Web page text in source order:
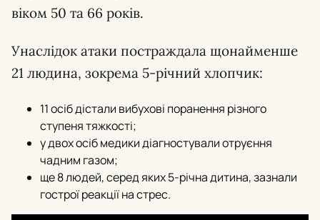
віком 50 та 66 років.
Унаслідок атаки постраждала щонайменше
21 людина, зокрема 5-річний хлопчик:
11 осіб дістали вибухові поранення різного
ступеня тяжкості;
у двох осіб медики діагностували отруєння
чадним газом;
ще 8 людей, серед яких 5-річна дитина, зазнали
гострої реакції на стрес.